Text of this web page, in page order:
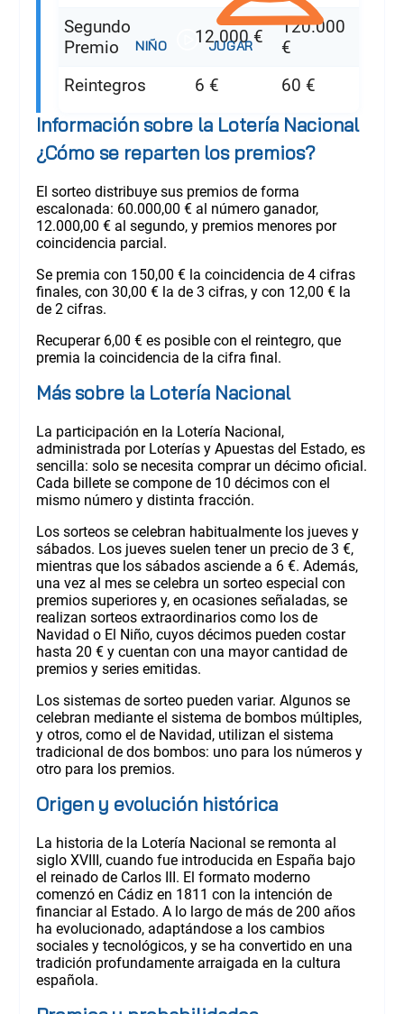
Segundo
Premio
12.000 €
120.000
€
Reintegros
6 € 60 €
Información sobre la Lotería Nacional
¿Cómo se reparten los premios?
El sorteo distribuye sus premios de forma
escalonada: 60.000,00 € al número ganador,
12.000,00 € al segundo, y premios menores por
coincidencia parcial.
Se premia con 150,00 € la coincidencia de 4 cifras
finales, con 30,00 € la de 3 cifras, y con 12,00 € la
de 2 cifras.
Recuperar 6,00 € es posible con el reintegro, que
premia la coincidencia de la cifra final.
Más sobre la Lotería Nacional
La participación en la Lotería Nacional,
administrada por Loterías y Apuestas del Estado, es
sencilla: solo se necesita comprar un décimo oficial.
Cada billete se compone de 10 décimos con el
mismo número y distinta fracción.
Los sorteos se celebran habitualmente los jueves y
sábados. Los jueves suelen tener un precio de 3 €,
mientras que los sábados asciende a 6 €. Además,
una vez al mes se celebra un sorteo especial con
premios superiores y, en ocasiones señaladas, se
realizan sorteos extraordinarios como los de
Navidad o El Niño, cuyos décimos pueden costar
hasta 20 € y cuentan con una mayor cantidad de
premios y series emitidas.
Los sistemas de sorteo pueden variar. Algunos se
celebran mediante el sistema de bombos múltiples,
y otros, como el de Navidad, utilizan el sistema
tradicional de dos bombos: uno para los números y
otro para los premios.
Origen y evolución histórica
La historia de la Lotería Nacional se remonta al
siglo XVIII, cuando fue introducida en España bajo
el reinado de Carlos III. El formato moderno
comenzó en Cádiz en 1811 con la intención de
financiar al Estado. A lo largo de más de 200 años
ha evolucionado, adaptándose a los cambios
sociales y tecnológicos, y se ha convertido en una
tradición profundamente arraigada en la cultura
española.